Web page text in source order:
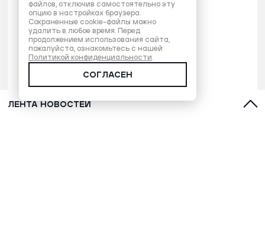
ЛЕНТА НОВОСТЕЙ
файлов, отключив самостоятельно эту
опцию в настройках браузера.
Сохраненные cookie-файлы можно
удалить в любое время. Перед
продолжением использования сайта,
пожалуйста, ознакомьтесь с нашей
Политикой конфиденциальности.
СОГЛАСЕН